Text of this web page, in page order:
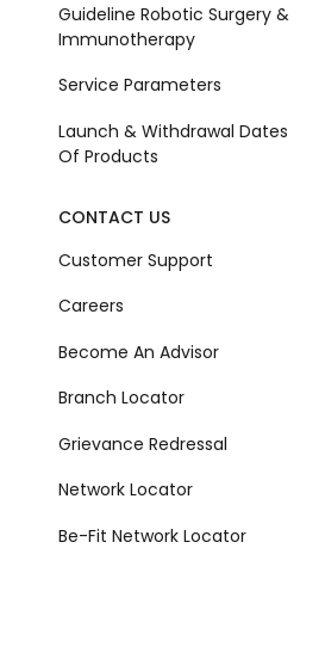
Guideline Robotic Surgery &
Immunotherapy
Service Parameters
Launch & Withdrawal Dates
Of Products
CONTACT US
Customer Support
Careers
Become An Advisor
Branch Locator
Grievance Redressal
Network Locator
Be-Fit Network Locator